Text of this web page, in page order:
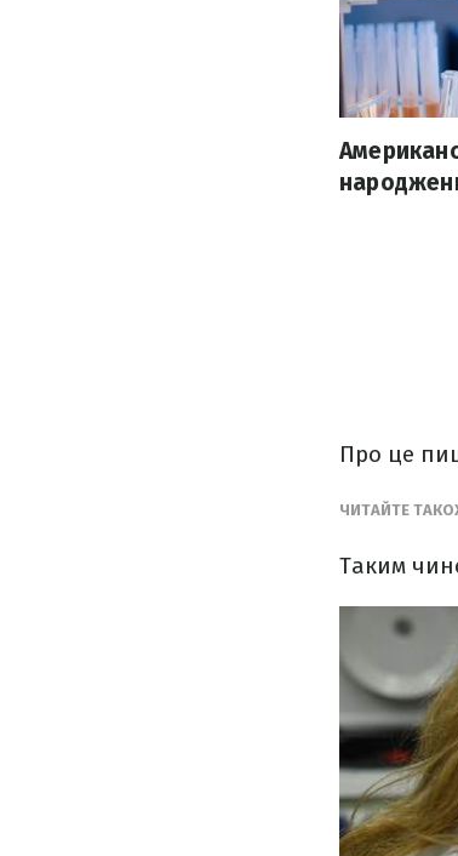
Про це
ЧИТАЙТЕ
Таким